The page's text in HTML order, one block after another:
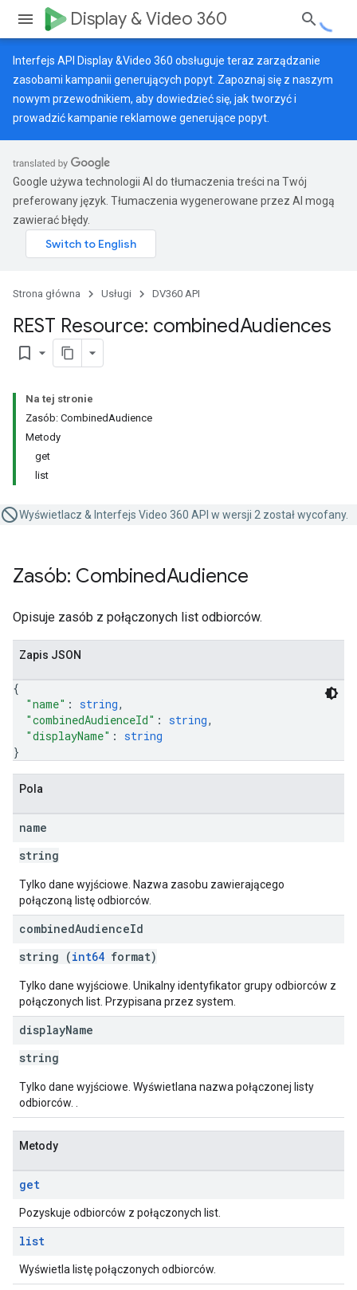
Display & Video 360
Interfejs API Display &Video 360 obsługuje teraz zarządzanie
zasobami kampanii generujących popyt. Zapoznaj się z naszym
nowym przewodnikiem, aby dowiedzieć się, jak tworzyć i
prowadzić kampanie reklamowe generujące popyt.
Google używa technologii AI do tłumaczenia treści na Twój
preferowany język. Tłumaczenia wygenerowane przez AI mogą
zawierać błędy.
Strona główna Usługi DV360 API
REST Resource: combinedAudiences
bookmark_border
Na tej stronie
Zasób: CombinedAudience
Metody
get
list
Wyświetlacz & Interfejs Video 360 API w wersji 2 został wycofany.
Zasób: CombinedAudience
Opisuje zasób z połączonych list odbiorców.
Zapis JSON
{
"name" : string,
"combinedAudienceId" : string,
"displayName" : string
}
Pola
name
string
Tylko dane wyjściowe. Nazwa zasobu zawierającego
połączoną listę odbiorców.
combinedAudienceId
string (int64 format)
Tylko dane wyjściowe. Unikalny identyfikator grupy odbiorców z
połączonych list. Przypisana przez system.
displayName
string
Tylko dane wyjściowe. Wyświetlana nazwa połączonej listy
odbiorców. .
Metody
get
Pozyskuje odbiorców z połączonych list.
list
Wyświetla listę połączonych odbiorców.